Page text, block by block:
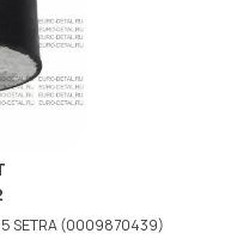
SETRA (0009870439)